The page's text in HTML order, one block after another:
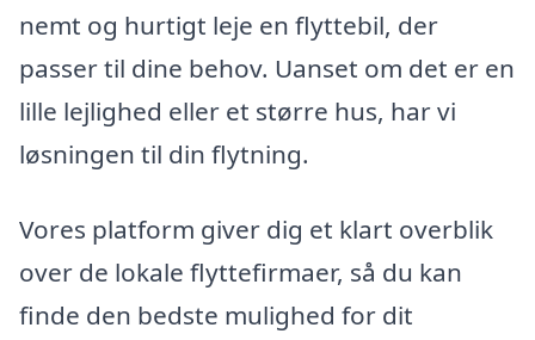
nemt og hurtigt leje en flyttebil, der
passer til dine behov. Uanset om det er en
lille lejlighed eller et større hus, har vi
løsningen til din flytning.
Vores platform giver dig et klart overblik
over de lokale flyttefirmaer, så du kan
finde den bedste mulighed for dit